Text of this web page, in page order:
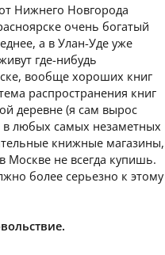
Нижнего Новгорода
очень богатый
а в Улан-Уде уже
где-нибудь
вообще хороших книг
распространения книг
деревне (я сам вырос
в любых самых незаметных
книжные магазины,
Москве не всегда купишь.
более серьезно к этому